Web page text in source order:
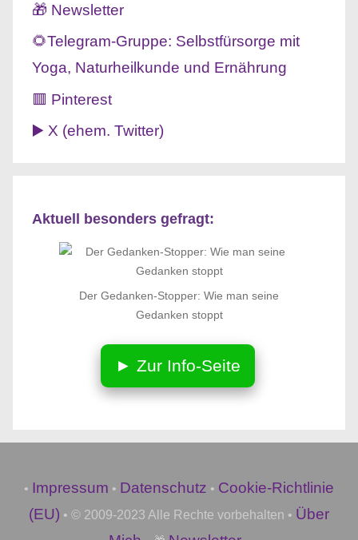
🎁 Newsletter
🌻Telegram-Gruppe: Selbstfürsorge mit
Yoga, Naturheilkunde und Ernährung
🟥 Pinterest
▶️ X (ehem. Twitter)
Aktuell besonders gefragt:
Der Gedanken-Stopper: Wie man seine
Gedanken stoppt
► Zur Info-Seite
• Impressum • Datenschutz • Cookie-Richtlinie
(EU) • © 2009-2023 Alle Rechte vorbehalten • Über